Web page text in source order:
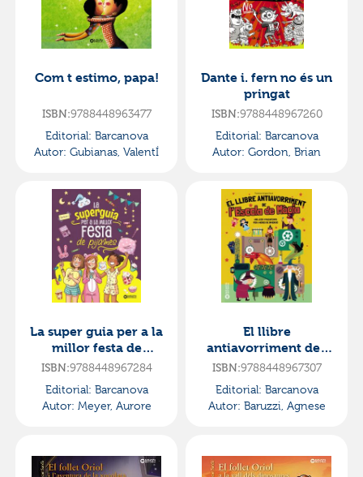
Com t estimo, papa!
ISBN:9788448963477
Editorial: Barcanova
Autor: Gubianas, ValentÍ
Dante i. fern no és un
pringat
ISBN:9788448967260
Editorial: Barcanova
Autor: Gordon, Brian
La super guia per a la
millor festa de
pijames
ISBN:9788448967284
Editorial: Barcanova
Autor: Meyer, Aurore
El llibre
antiavorriment de l
escola de màgia
ISBN:9788448967307
Editorial: Barcanova
Autor: Baruzzi, Agnese